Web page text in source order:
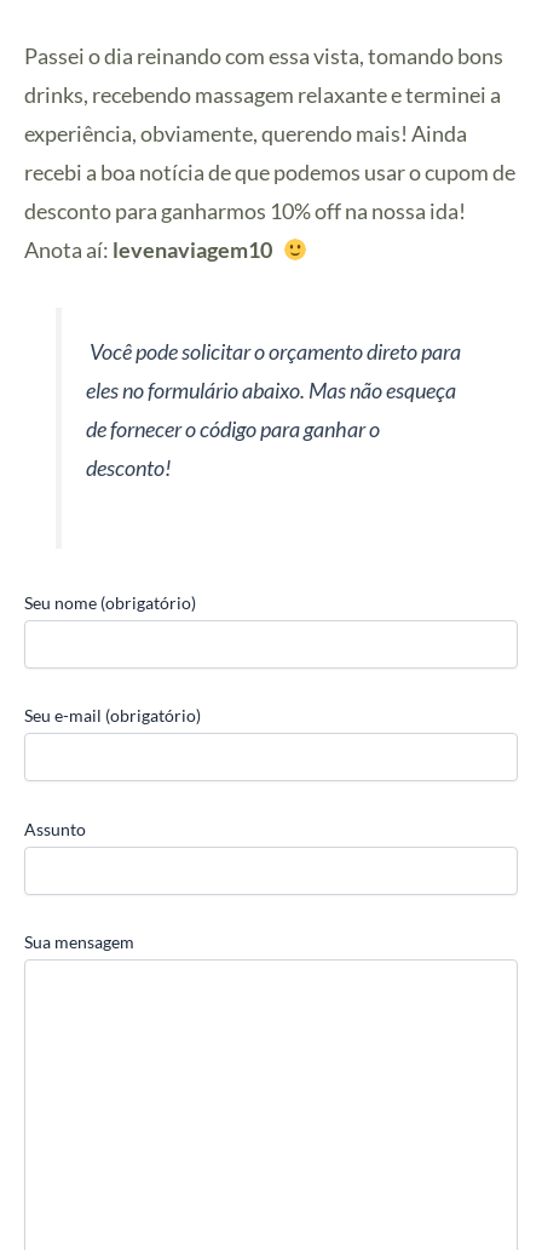
Passei o dia reinando com essa vista, tomando bons
drinks, recebendo massagem relaxante e terminei a
experiência, obviamente, querendo mais! Ainda
recebi a boa notícia de que podemos usar o cupom de
desconto para ganharmos 10% off na nossa ida!
Anota aí: levenaviagem10
Você pode solicitar o orçamento direto para
eles no formulário abaixo. Mas não esqueça
de fornecer o código para ganhar o
desconto!
Seu nome (obrigatório)
Seu e-mail (obrigatório)
Assunto
Sua mensagem